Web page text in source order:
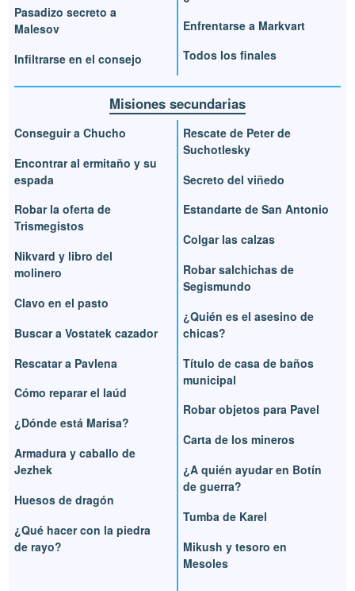
Pasadizo secreto a
Malesov
Infiltrarse en el consejo
Enfrentarse a Markvart
Todos los finales
Misiones secundarias
Conseguir a Chucho
Encontrar al ermitaño y su
espada
Robar la oferta de
Trismegistos
Nikvard y libro del
molinero
Clavo en el pasto
Buscar a Vostatek cazador
Rescatar a Pavlena
Cómo reparar el laúd
¿Dónde está Marisa?
Armadura y caballo de
Jezhek
Huesos de dragón
¿Qué hacer con la piedra
de rayo?
Rescate de Peter de
Suchotlesky
Secreto del viñedo
Estandarte de San Antonio
Colgar las calzas
Robar salchichas de
Segismundo
¿Quién es el asesino de
chicas?
Título de casa de baños
municipal
Robar objetos para Pavel
Carta de los mineros
¿A quién ayudar en Botín
de guerra?
Tumba de Karel
Mikush y tesoro en
Mesoles